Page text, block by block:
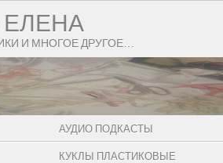
И МНОГОЕ ДРУГОЕ…
АУДИО ПОДКАСТЫ
КУКЛЫ ПЛАСТИКОВЫЕ